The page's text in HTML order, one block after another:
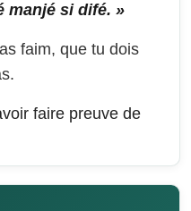
manjé si difé. »
faim, que tu dois
faire preuve de